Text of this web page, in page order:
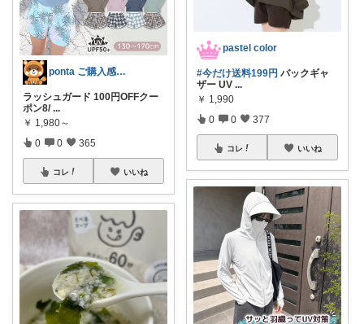
ponta ご購入感謝ですm(_ _)m
ラッシュガード 100円OFFクー
ポン8/ ...
￥ 1,980～
0 0 365
コレ いいね
pastel color
#今だけ送料199円 バックギャ
ザー UV ...
￥ 1,990
0 0 377
コレ いいね